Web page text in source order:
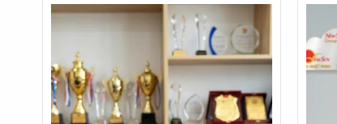
Các bạn sẽ hỗ trợ Quí khách tận tình nhất!
Các bạn có thể tham khảo thêm các mẫu mã khác ở
Hoặc các Sản phẩm khác ở đây:Quà Tặng Pha lê